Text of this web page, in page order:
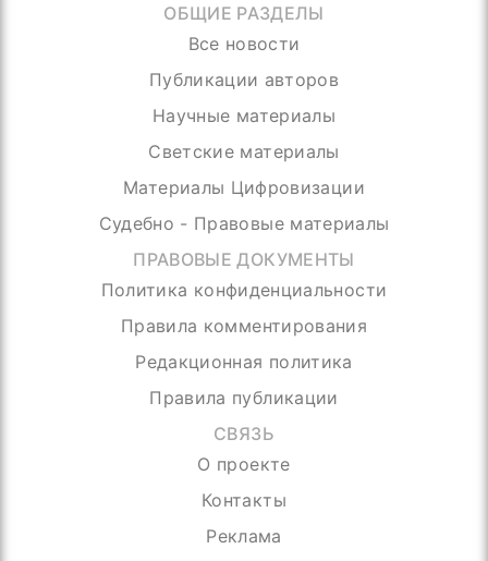
ОБЩИЕ РАЗДЕЛЫ
Все новости
Публикации авторов
Научные материалы
Светские материалы
Материалы Цифровизации
Судебно - Правовые материалы
ПРАВОВЫЕ ДОКУМЕНТЫ
Политика конфиденциальности
Правила комментирования
Редакционная политика
Правила публикации
СВЯЗЬ
О проекте
Контакты
Реклама